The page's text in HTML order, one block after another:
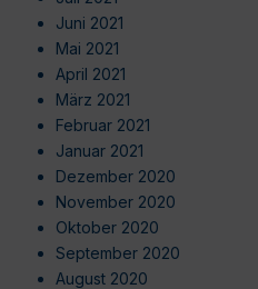
Juni 2021
Mai 2021
April 2021
März 2021
Februar 2021
Januar 2021
Dezember 2020
November 2020
Oktober 2020
September 2020
August 2020